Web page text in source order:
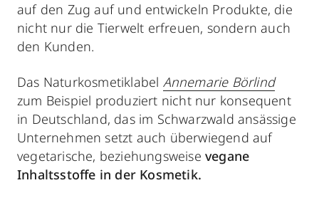
auf den Zug auf und entwickeln Produkte, die
nicht nur die Tierwelt erfreuen, sondern auch
den Kunden.
Das Naturkosmetiklabel Annemarie Börlind
zum Beispiel produziert nicht nur konsequent
in Deutschland, das im Schwarzwald ansässige
Unternehmen setzt auch überwiegend auf
vegetarische, beziehungsweise vegane
Inhaltsstoffe in der Kosmetik.